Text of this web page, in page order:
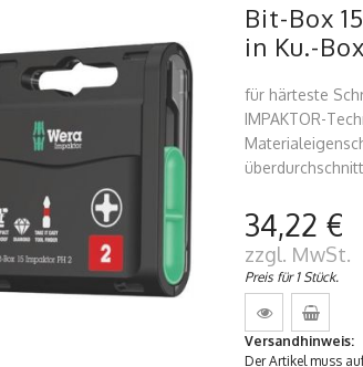
Bit-Box
in Ku.-Box
für härteste
IMPAKTOR-
34,22 €
zzgl. MwSt.
Preis für 1 Stück.
Versandhinweis:
Der Artikel muss